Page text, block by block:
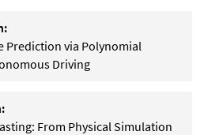
Prediction via Polynomial
Driving
From Physical Simulation